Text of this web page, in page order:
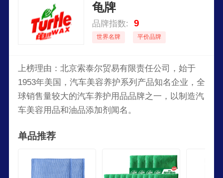
龟牌
品牌指数: 9
世界名牌 平价品牌
上榜理由：北京索泰尔贸易有限责任公司，始于
1953年美国，汽车美容养护系列产品知名企业，全
球销售量较大的汽车养护用品品牌之一，以制造汽
车美容用品和油品添加剂闻名。
单品推荐